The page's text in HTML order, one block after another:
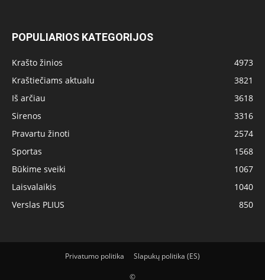
POPULIARIOS KATEGORIJOS
Krašto žinios
4973
Kraštiečiams aktualu
3821
Iš arčiau
3618
Sirenos
3316
Pravartu žinoti
2574
Sportas
1568
Būkime sveiki
1067
Laisvalaikis
1040
Verslas PLIUS
850
Privatumo politika Slapukų politika (ES)
©